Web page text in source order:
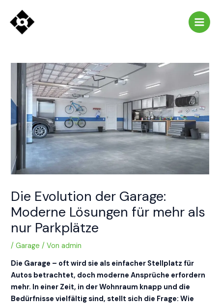
Inhalt
springen
Main
Die Evolution der Garage:
Moderne Lösungen für mehr als
nur Parkplätze
/Garage / Vonadmin
Die Garage – oft wird sie als einfacher Stellplatz für
Autos betrachtet, doch moderne Ansprüche erfordern
mehr. In einer Zeit, in der Wohnraum knapp und die
Bedürfnisse vielfältig sind, stellt sich die Frage: Wie
navigation